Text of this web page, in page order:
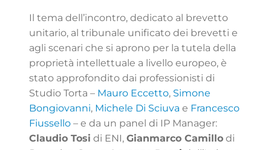
Il tema dell’incontro, dedicato al brevetto
unitario, al tribunale unificato dei brevetti e
agli scenari che si aprono per la tutela della
proprietà intellettuale a livello europeo, è
stato approfondito dai professionisti di
Studio Torta – Mauro Eccetto, Simone
Bongiovanni, Michele Di Sciuva e Francesco
Fiussello – e da un panel di IP Manager:
Claudio Tosi di ENI, Gianmarco Camillo di